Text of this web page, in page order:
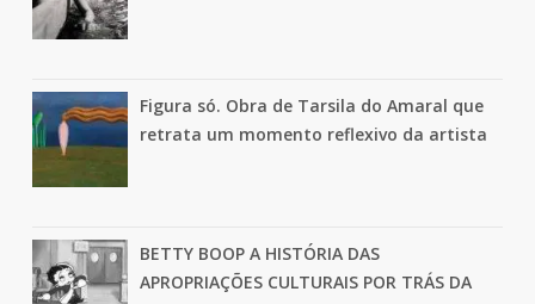
Figura só. Obra de Tarsila do Amaral que
retrata um momento reflexivo da artista
BETTY BOOP A HISTÓRIA DAS
APROPRIAÇÕES CULTURAIS POR TRÁS DA